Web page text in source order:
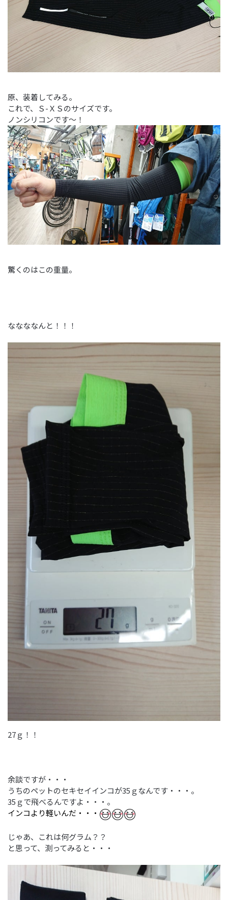
原、装着してみる。
これで、Ｓ-ＸＳのサイズです。
ノンシリコンです～！
驚くのはこの重量。
ななななんと！！！
27ｇ！！
余談ですが・・・
うちのペットのセキセイインコが35ｇなんです・・・。
35ｇで飛べるんですよ・・・。
インコより軽いんだ・・・
じゃあ、これは何グラム？？
と思って、測ってみると・・・